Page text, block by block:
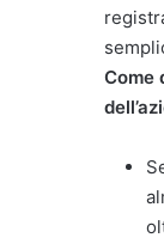
Come